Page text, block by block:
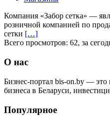
Компания «Забор сетка» —
розничной компанией по
сетки […]
Всего просмотров: 62, за
О нас
Бизнес-портал bis-on.by — это
бизнеса в Беларуси,
Популярное